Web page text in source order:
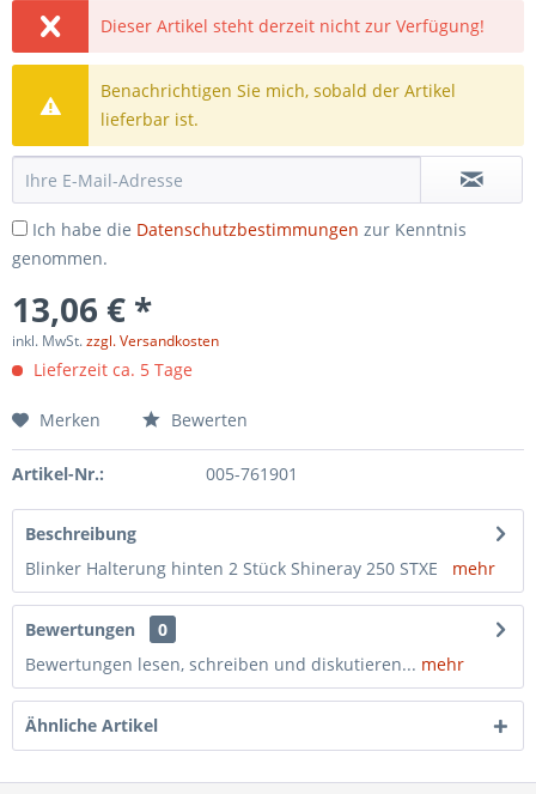
Dieser Artikel steht derzeit nicht zur Verfügung!
Benachrichtigen Sie mich, sobald der Artikel
lieferbar ist.
Ich habe die Datenschutzbestimmungen zur Kenntnis
genommen.
13,06 € *
inkl. MwSt.zzgl. Versandkosten
Lieferzeit ca. 5 Tage
Merken Bewerten
Artikel-Nr.: 005-761901
Beschreibung
Blinker Halterung hinten 2 Stück Shineray 250 STXE mehr
Bewertungen
0
Bewertungen lesen, schreiben und diskutieren... mehr
Ähnliche Artikel